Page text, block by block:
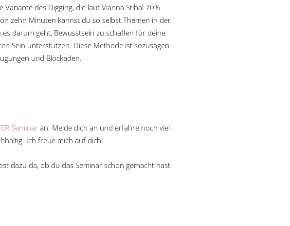
Variante des Digging, die laut Vianna Stibal 70%
zehn Minuten kannst du so selbst Themen in der
darum geht, Bewusstsein zu schaffen für deine
Sein unterstützen. Diese Methode ist sozusagen
und Blockaden.
Seminar an. Melde dich an und erfahre noch viel
Ich freue mich auf dich!
dazu da, ob du das Seminar schon gemacht hast